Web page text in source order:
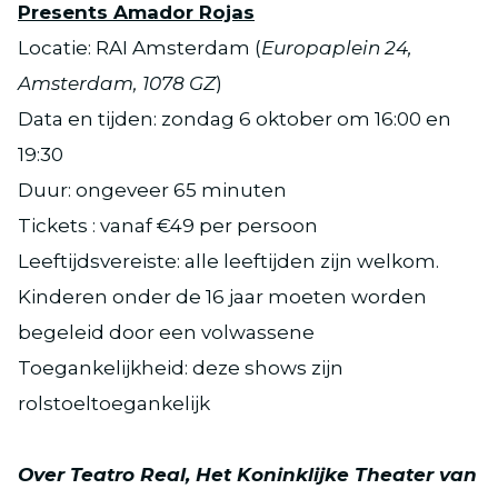
Presents Amador Rojas
Locatie: RAI Amsterdam (Europaplein 24,
Amsterdam, 1078 GZ)
Data en tijden: zondag 6 oktober om 16:00 en
19:30
Duur: ongeveer 65 minuten
Tickets : vanaf €49 per persoon
Leeftijdsvereiste: alle leeftijden zijn welkom.
Kinderen onder de 16 jaar moeten worden
begeleid door een volwassene
Toegankelijkheid: deze shows zijn
rolstoeltoegankelijk
Over Teatro Real, Het Koninklijke Theater van